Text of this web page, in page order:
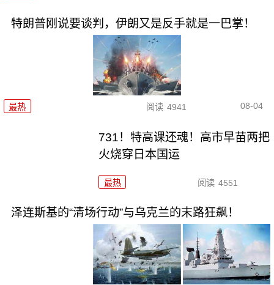
特朗普刚说要谈判，伊朗又是反手就是一巴掌！
最热 阅读 4941 08-04
731！特高课还魂！高市早苗两把
火烧穿日本国运
最热 阅读 4551
泽连斯基的“清场行动”与乌克兰的末路狂飙！